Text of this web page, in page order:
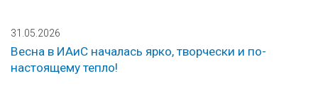
31.05.2026
Весна в ИАиС началась ярко, творчески и по-
настоящему тепло!